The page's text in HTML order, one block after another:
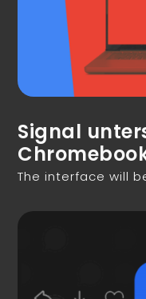
Signal
The interface will